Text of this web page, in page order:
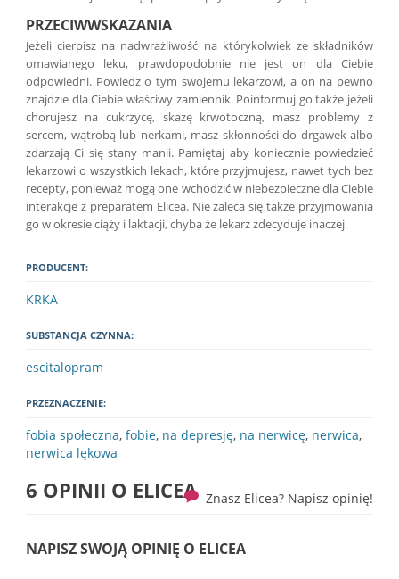
PRZECIWWSKAZANIA
Jeżeli cierpisz na nadwrażliwość na którykolwiek ze składników
omawianego leku, prawdopodobnie nie jest on dla Ciebie
odpowiedni. Powiedz o tym swojemu lekarzowi, a on na pewno
znajdzie dla Ciebie właściwy zamiennik. Poinformuj go także jeżeli
chorujesz na cukrzycę, skazę krwotoczną, masz problemy z
sercem, wątrobą lub nerkami, masz skłonności do drgawek albo
zdarzają Ci się stany manii. Pamiętaj aby koniecznie powiedzieć
lekarzowi o wszystkich lekach, które przyjmujesz, nawet tych bez
recepty, ponieważ mogą one wchodzić w niebezpieczne dla Ciebie
interakcje z preparatem Elicea. Nie zaleca się także przyjmowania
go w okresie ciąży i laktacji, chyba że lekarz zdecyduje inaczej.
PRODUCENT:
KRKA
SUBSTANCJA CZYNNA:
escitalopram
PRZEZNACZENIE:
fobia społeczna, fobie, na depresję, na nerwicę, nerwica,
nerwica lękowa
6 OPINII O ELICEA Znasz Elicea? Napisz opinię!
NAPISZ SWOJĄ OPINIĘ O ELICEA